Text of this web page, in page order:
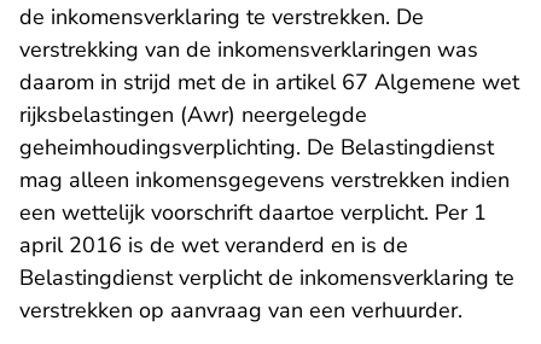
de inkomensverklaring te verstrekken. De
verstrekking van de inkomensverklaringen was
daarom in strijd met de in artikel 67 Algemene wet
rijksbelastingen (Awr) neergelegde
geheimhoudingsverplichting. De Belastingdienst
mag alleen inkomensgegevens verstrekken indien
een wettelijk voorschrift daartoe verplicht. Per 1
april 2016 is de wet veranderd en is de
Belastingdienst verplicht de inkomensverklaring te
verstrekken op aanvraag van een verhuurder.